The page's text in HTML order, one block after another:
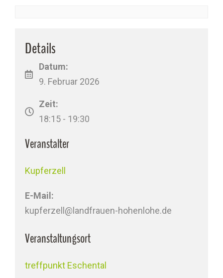
Details
Datum:
9. Februar 2026
Zeit:
18:15 - 19:30
Veranstalter
Kupferzell
E-Mail:
kupferzell@landfrauen-hohenlohe.de
Veranstaltungsort
treffpunkt Eschental